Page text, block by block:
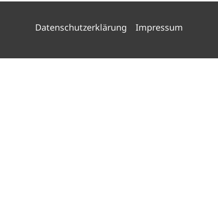
Datenschutzerklärung Impressum